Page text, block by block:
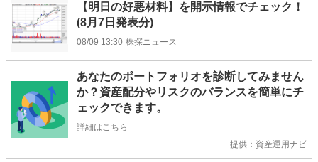
【明日の好悪材料】を開示情報でチェック！
(8月7日発表分)
08/09 13:30 株探ニュース
あなたのポートフォリオを診断してみません
か？資産配分やリスクのバランスを簡単にチ
ェックできます。
詳細はこちら
提供：資産運用ナビ